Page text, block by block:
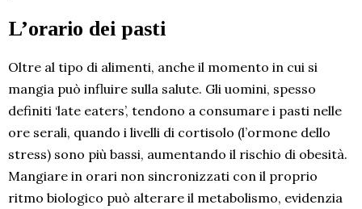
L’orario dei pasti
Oltre al tipo di alimenti, anche il momento in cui si
mangia può influire sulla salute. Gli uomini, spesso
definiti ‘late eaters’, tendono a consumare i pasti nelle
ore serali, quando i livelli di cortisolo (l’ormone dello
stress) sono più bassi, aumentando il rischio di obesità.
Mangiare in orari non sincronizzati con il proprio
ritmo biologico può alterare il metabolismo, evidenzia